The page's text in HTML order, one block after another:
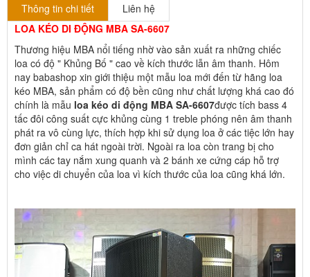
Thông tin chi tiết
Liên hệ
LOA KÉO DI ĐỘNG MBA SA-6607
Thương hiệu MBA nổi tiếng nhờ vào sản xuất ra những chiếc
loa có độ " Khủng Bố " cao về kích thước lẫn âm thanh. Hôm
nay babashop xin giới thiệu một mẫu loa mới đến từ hãng loa
kéo MBA, sản phẩm có độ bền cũng như chất lượng khá cao đó
chính là mẫu loa kéo di động MBA SA-6607được tích bass 4
tấc đôi công suất cực khủng cùng 1 treble phóng nên âm thanh
phát ra vô cùng lực, thích hợp khi sử dụng loa ở các tiệc lớn hay
đơn giản chỉ ca hát ngoài trời. Ngoài ra loa còn trang bị cho
mình các tay nắm xung quanh và 2 bánh xe cứng cáp hỗ trợ
cho việc di chuyển của loa vì kích thước của loa cũng khá lớn.